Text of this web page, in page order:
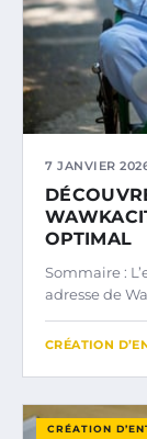
7 JANVIER
OPTIMAL
Sommaire :
adresse de
CRÉATION
CRÉATION